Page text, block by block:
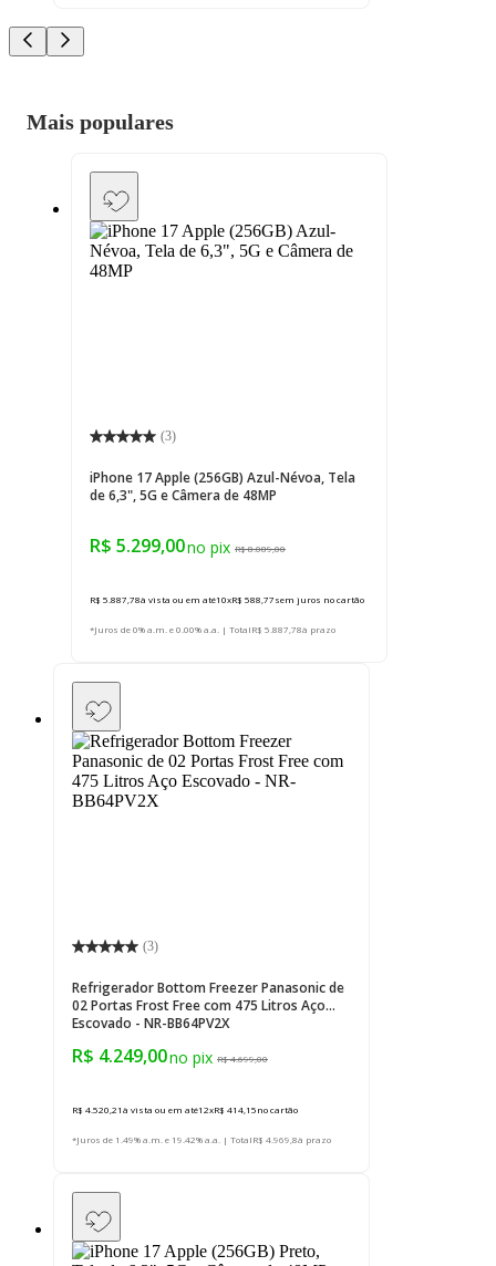
Mais populares
(3)
iPhone 17 Apple (256GB) Azul-Névoa, Tela
de 6,3", 5G e Câmera de 48MP
R$ 5.299,00 R$ 8.089,00
R$ 5.887,78à vista ou em até10xR$ 588,77sem juros no cartão
*Juros de 0% a.m. e 0.00% a.a. | TotalR$ 5.887,78à prazo
(3)
Refrigerador Bottom Freezer Panasonic de
02 Portas Frost Free com 475 Litros Aço
Escovado - NR-BB64PV2X
R$ 4.249,00 R$ 4.699,00
R$ 4.520,21à vista ou em até12xR$ 414,15no cartão
*Juros de 1.49% a.m. e 19.42% a.a. | TotalR$ 4.969,8à prazo